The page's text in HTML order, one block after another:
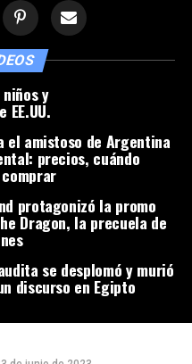
y
el amistoso de Argentina
precios, cuándo
protagonizó la promo
Dragon, la precuela de
se desplomó y murió
discurso en Egipto